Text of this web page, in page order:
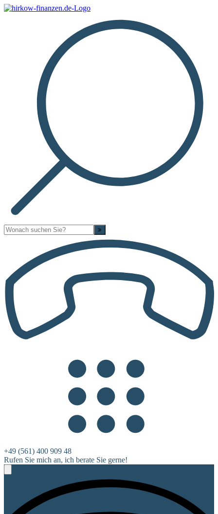
+49 (561) 400 909 48
Rufen Sie mich an, ich berate Sie gerne!